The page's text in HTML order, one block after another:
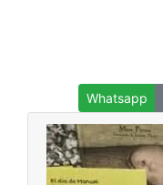
Whatsapp